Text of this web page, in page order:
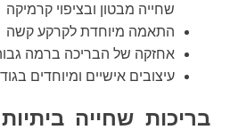
שחייה מבטון ובציפוי קרמיקה
התאמה מיוחדת לקרקע קשה
אחזקה של הבריכה ברמה
עיצובים אישיים ומיוחדים
בריכות שחייה